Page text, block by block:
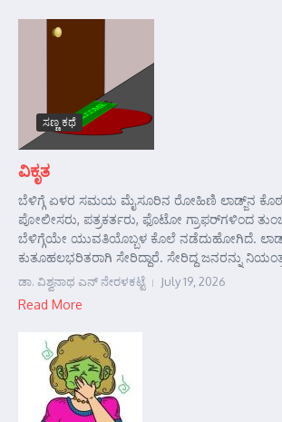
ಸಣ್ಣ ಕಥೆ
ವಿಕೃತ
ಬೆಳಿಗ್ಗೆ ಏಳರ ಸಮಯ ಮೈಸೂರಿನ ರೋಹಿಣಿ ಲಾಡ್ಜ್‌ನ
ಪೋಲೀಸರು, ಪತ್ರಕರ್ತರು, ಫೊಟೋ ಗ್ರಾಫರ್‌ಗಳಿಂದ
ಬೆಳಿಗ್ಗೆಯೇ ಯುವತಿಯೊಬ್ಬಳ ಕೊಲೆ ನಡೆದುಹೋಗಿದೆ.
ಕುತೂಹಲಭರಿತರಾಗಿ ಸೇರಿದ್ದಾರೆ. ಸೇರಿದ್ದ ಜನರನ್ನು
ಡಾ. ವಿಶ್ವನಾಥ ಎನ್ ನೇರಳಕಟ್ಟೆ July 19, 2026
Read More